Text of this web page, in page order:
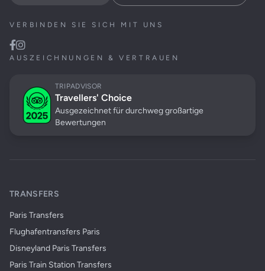
VERBINDEN SIE SICH MIT UNS
AUSZEICHNUNGEN & VERTRAUEN
TRIPADVISOR
Travellers' Choice
Ausgezeichnet für durchweg großartige
Bewertungen
TRANSFERS
Paris Transfers
Flughafentransfers Paris
Disneyland Paris Transfers
Paris Train Station Transfers